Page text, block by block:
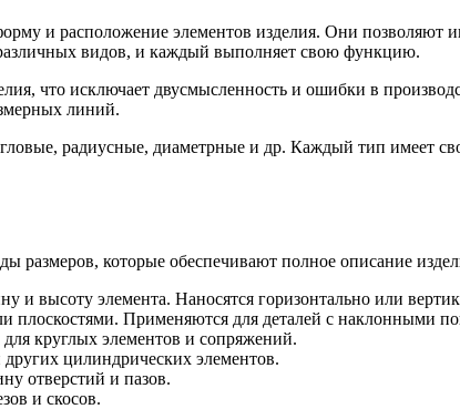
и расположение элементов изделия. Они позволяют
видов, и каждый выполняет свою функцию.
что исключает двусмысленность и ошибки в
линий.
радиусные, диаметрные и др. Каждый тип имеет
которые обеспечивают полное описание
высоту элемента. Наносятся горизонтально или
Применяются для деталей с наклонными
круглых элементов и сопряжений.
цилиндрических элементов.
отверстий и пазов.
и скосов.